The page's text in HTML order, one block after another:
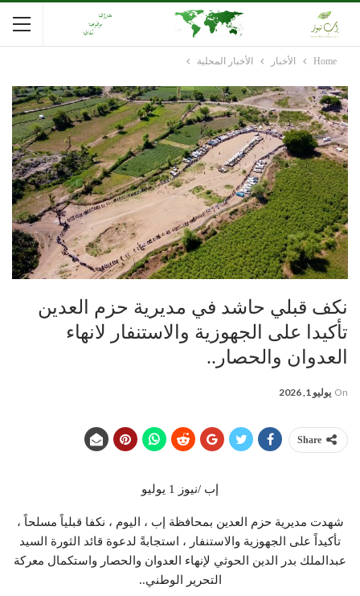
Home الأخبار الأخبار المحلية
نكف قبلي حاشد في مديرية حزم العدين
تأكيدا على الجهوزية والاستنفار لانهاء
العدوان والحصار..
On يوليو 1, 2026
Share
إب /نيوز 1 يوليو
شهدت مديرية حزم العدين بمحافظة إب ، اليوم ، نكفا قبلياً مسلحاً ،
تأكيداً على الجهوزية والاستنفار ، استجابةً لدعوة قائد الثورة السيد
عبدالملك بدر الدين الحوثي لإنهاء العدوان والحصار واستكمال معركة
التحرير الوطني..